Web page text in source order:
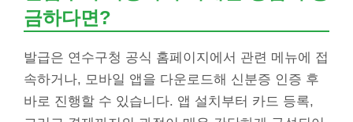
금하다면?
발급은 연수구청 공식 홈페이지에서 관련 메뉴에 접
속하거나, 모바일 앱을 다운로드해 신분증 인증 후
바로 진행할 수 있습니다. 앱 설치부터 카드 등록,